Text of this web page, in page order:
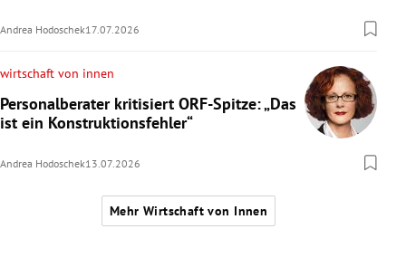
Andrea Hodoschek17.07.2026
wirtschaft von innen
Personalberater kritisiert ORF-Spitze: „Das
ist ein Konstruktionsfehler“
Andrea Hodoschek13.07.2026
Mehr Wirtschaft von Innen